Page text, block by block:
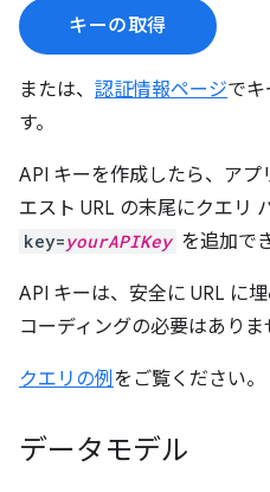
キーの取得
または、 認証情報ページで
す。
API キーを作成したら、アプ
エスト URL の末尾にクエリ
key=yourAPIKey を追加で
API キーは、安全に URL に
コーディングの必要はありま
クエリの例をご覧ください。
データモデル